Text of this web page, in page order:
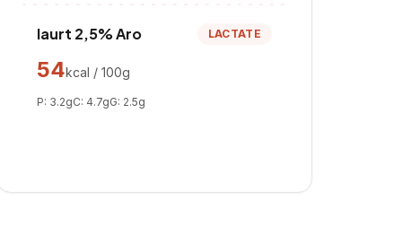
Iaurt 2,5% Aro LACTATE
54kcal / 100g
P: 3.2gC: 4.7gG: 2.5g